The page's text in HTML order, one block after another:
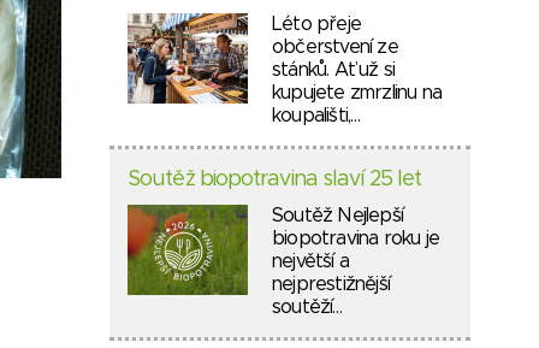
Léto přeje
občerstvení ze
stánků. Ať už si
kupujete zmrzlinu na
koupališti,…
Soutěž biopotravina slaví 25 let
Soutěž Nejlepší
biopotravina roku je
největší a
nejprestižnější
soutěží…